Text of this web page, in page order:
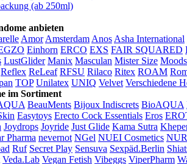
(ab 250ml)
anbieten
Amor Amsterdam Anos Asha International
Einhorn ERCO EXS FAIR SQUARED
LustGlider Manix Masculan Mister Size
Reflex ReLeaf RFSU Rilaco Ritex ROAM
TOP Unilatex UNIQ Velvet Verschiedene
im Sortiment
BeauMents Bijoux Indiscrets BioAQUA
Easytoys Erecto Cock Essentials Eros
Joydrops Joyride Just Glide Kama Sutra
Pharma nevernot NGel NUEI Cosmetics
Ruf Secret Play Sensuva Sexpäd.Berlin
Veda.Lab Vegan Fetish Vibeggs ViperPharm